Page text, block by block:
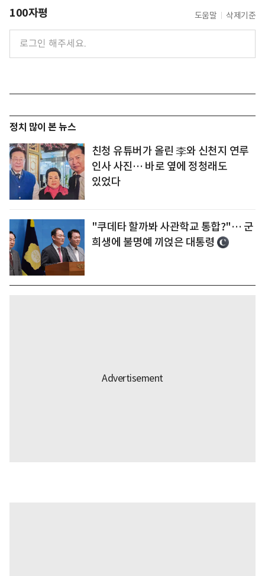
100자평 도움말 삭제기준
정치 많이 본 뉴스
친청 유튜버가 올린 李와 신천지 연루
인사 사진… 바로 옆에 정청래도
있었다
"쿠데타 할까봐 사관학교 통합?"… 군
희생에 불명예 끼얹은 대통령